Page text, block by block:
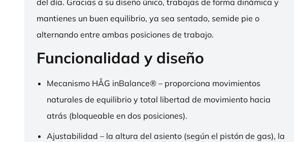
del día. Gracias a su diseño único, trabajas de forma dinámica y
mantienes un buen equilibrio, ya sea sentado, semide pie o
alternando entre ambas posiciones de trabajo.
Funcionalidad y diseño
Mecanismo HÅG inBalance® – proporciona movimientos
naturales de equilibrio y total libertad de movimiento hacia
atrás (bloqueable en dos posiciones).
Ajustabilidad – la altura del asiento (según el pistón de gas), la